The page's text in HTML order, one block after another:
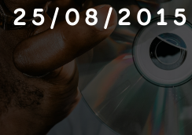
25/08/2015